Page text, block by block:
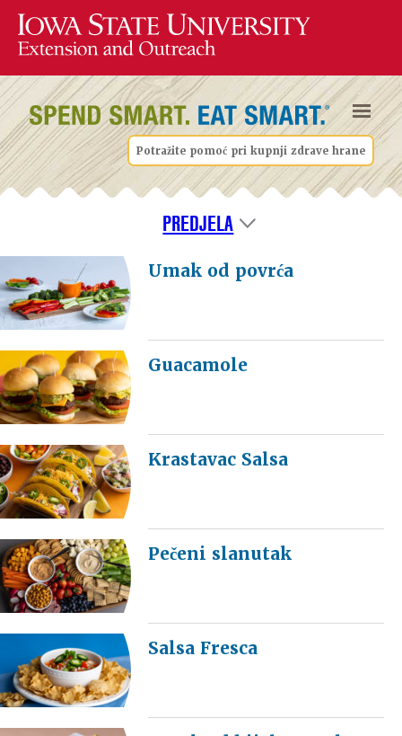
Potražite pomoć pri kupnji zdrave hrane
PREDJELA
Umak od povrća
Guacamole
Krastavac Salsa
Pečeni slanutak
Salsa Fresca